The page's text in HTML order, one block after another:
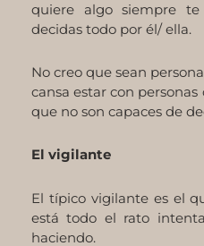
quiere algo siempre
decidas todo por él/ ella.
No creo que sean
cansa estar con
que no son capaces de
El vigilante
El típico vigilante es el
está todo el rato
haciendo.